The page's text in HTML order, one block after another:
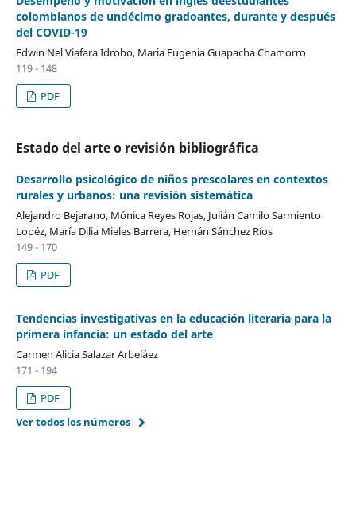
colombianos de undécimo gradoantes, durante y después
del COVID-19
Edwin Nel Viafara Idrobo, Maria Eugenia Guapacha Chamorro
119 - 148
PDF
Estado del arte o revisión bibliográfica
Desarrollo psicológico de niños prescolares en contextos
rurales y urbanos: una revisión sistemática
Alejandro Bejarano, Mónica Reyes Rojas, Julián Camilo Sarmiento
Lopéz, María Dilia Mieles Barrera, Hernán Sánchez Ríos
149 - 170
PDF
Tendencias investigativas en la educación literaria para la
primera infancia: un estado del arte
Carmen Alicia Salazar Arbeláez
171 - 194
PDF
Ver todos los números